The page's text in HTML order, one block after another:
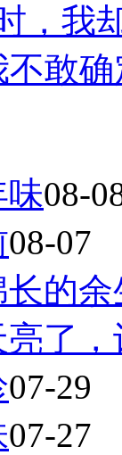
，我
敢
08-
08-07
的余
了
07-29
07-27